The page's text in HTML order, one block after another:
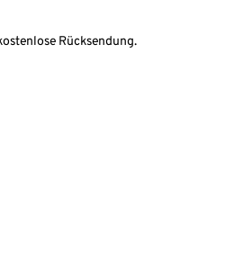
Rücksendung.